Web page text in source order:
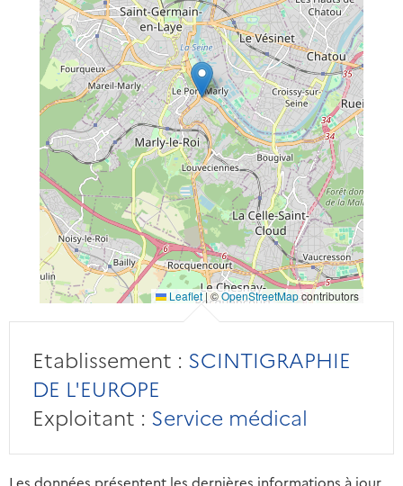
Leaflet|©OpenStreetMapcontributors
Etablissement : SCINTIGRAPHIE
DE L'EUROPE
Exploitant : Service médical
Les données présentent les dernières informations à jour